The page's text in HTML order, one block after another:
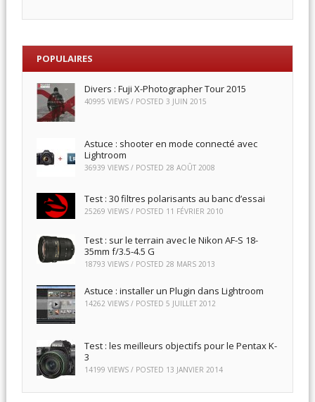
POPULAIRES
Divers : Fuji X-Photographer Tour 2015
40995 VIEWS / POSTED 3 JUIN 2015
Astuce : shooter en mode connecté avec
Lightroom
36939 VIEWS / POSTED 28 AOÛT 2008
Test : 30 filtres polarisants au banc d’essai
25269 VIEWS / POSTED 11 FÉVRIER 2010
Test : sur le terrain avec le Nikon AF-S 18-
35mm f/3.5-4.5 G
18793 VIEWS / POSTED 28 MARS 2013
Astuce : installer un Plugin dans Lightroom
14262 VIEWS / POSTED 5 JUILLET 2012
Test : les meilleurs objectifs pour le Pentax K-
3
14199 VIEWS / POSTED 13 JANVIER 2014